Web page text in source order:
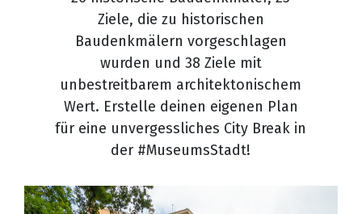
Ziele, die zu historischen
Baudenkmälern vorgeschlagen
wurden und 38 Ziele mit
unbestreitbarem architektonischem
Wert. Erstelle deinen eigenen Plan
für eine unvergessliches City Break in
der #MuseumsStadt!